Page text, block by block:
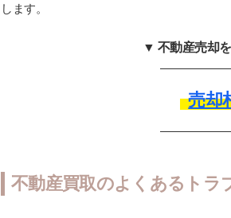
します。
▼ 不動産売却
売却
不動産買取のよくあるトラ